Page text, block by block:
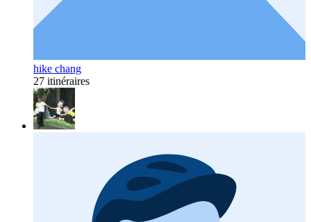
hike chang
27 itinéraires